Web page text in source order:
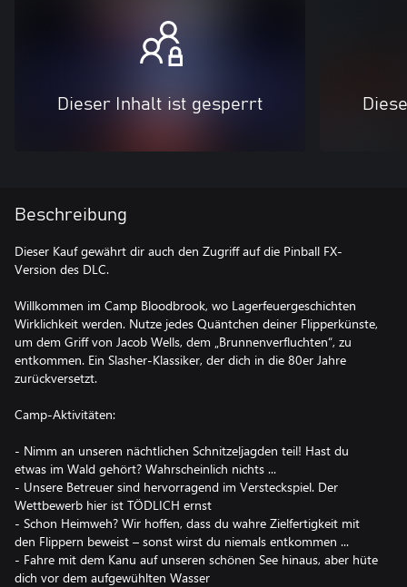
Dieser Inhalt ist gesperrt
Beschreibung
Dieser Kauf gewährt dir auch den Zugriff auf die Pinball FX-
Version des DLC.
Willkommen im Camp Bloodbrook, wo Lagerfeuergeschichten
Wirklichkeit werden. Nutze jedes Quäntchen deiner Flipperkünste,
um dem Griff von Jacob Wells, dem „Brunnenverfluchten“, zu
entkommen. Ein Slasher-Klassiker, der dich in die 80er Jahre
zurückversetzt.
Camp-Aktivitäten:
- Nimm an unseren nächtlichen Schnitzeljagden teil! Hast du
etwas im Wald gehört? Wahrscheinlich nichts ...
- Unsere Betreuer sind hervorragend im Versteckspiel. Der
Wettbewerb hier ist TÖDLICH ernst
- Schon Heimweh? Wir hoffen, dass du wahre Zielfertigkeit mit
den Flippern beweist – sonst wirst du niemals entkommen ...
- Fahre mit dem Kanu auf unseren schönen See hinaus, aber hüte
dich vor dem aufgewühlten Wasser